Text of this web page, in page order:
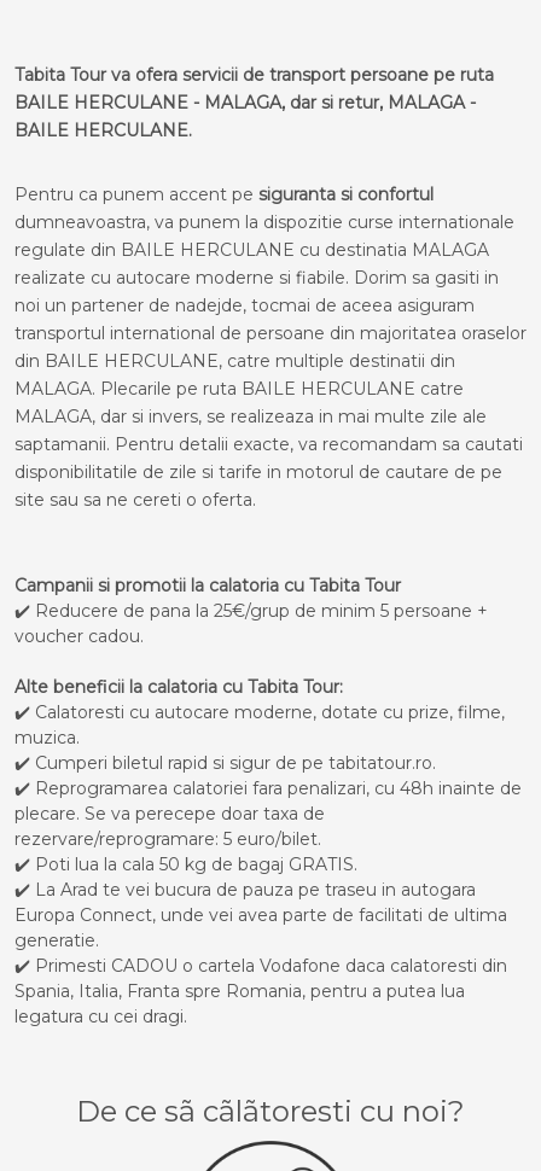
Tabita Tour va ofera servicii de transport persoane pe ruta
BAILE HERCULANE - MALAGA, dar si retur, MALAGA -
BAILE HERCULANE.
Pentru ca punem accent pe siguranta si confortul
dumneavoastra, va punem la dispozitie curse internationale
regulate din BAILE HERCULANE cu destinatia MALAGA
realizate cu autocare moderne si fiabile. Dorim sa gasiti in
noi un partener de nadejde, tocmai de aceea asiguram
transportul international de persoane din majoritatea oraselor
din BAILE HERCULANE, catre multiple destinatii din
MALAGA. Plecarile pe ruta BAILE HERCULANE catre
MALAGA, dar si invers, se realizeaza in mai multe zile ale
saptamanii. Pentru detalii exacte, va recomandam sa cautati
disponibilitatile de zile si tarife in motorul de cautare de pe
site sau sa ne cereti o oferta.
Campanii si promotii la calatoria cu Tabita Tour
✔️ Reducere de pana la 25€/grup de minim 5 persoane +
voucher cadou.
Alte beneficii la calatoria cu Tabita Tour:
✔️ Calatoresti cu autocare moderne, dotate cu prize, filme,
muzica.
✔️ Cumperi biletul rapid si sigur de pe tabitatour.ro.
✔️ Reprogramarea calatoriei fara penalizari, cu 48h inainte de
plecare. Se va perecepe doar taxa de
rezervare/reprogramare: 5 euro/bilet.
✔️ Poti lua la cala 50 kg de bagaj GRATIS.
✔️ La Arad te vei bucura de pauza pe traseu in autogara
Europa Connect, unde vei avea parte de facilitati de ultima
generatie.
✔️ Primesti CADOU o cartela Vodafone daca calatoresti din
Spania, Italia, Franta spre Romania, pentru a putea lua
legatura cu cei dragi.
De ce sã cãlãtoresti cu noi?